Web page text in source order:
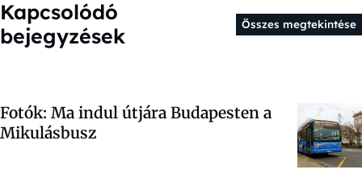
Kapcsolódó
bejegyzések
Összes megtekintése
Fotók: Ma indul útjára Budapesten a
Mikulásbusz